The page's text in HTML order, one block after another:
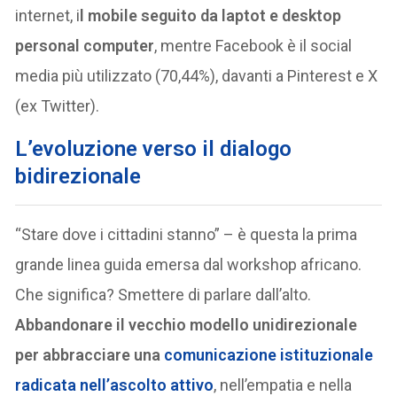
internet, il mobile seguito da laptot e desktop
personal computer, mentre Facebook è il social
media più utilizzato (70,44%), davanti a Pinterest e X
(ex Twitter).
L’evoluzione verso il dialogo
bidirezionale
“Stare dove i cittadini stanno” – è questa la prima
grande linea guida emersa dal workshop africano.
Che significa? Smettere di parlare dall’alto.
Abbandonare il vecchio modello unidirezionale
per abbracciare una comunicazione istituzionale
radicata nell’ascolto attivo, nell’empatia e nella